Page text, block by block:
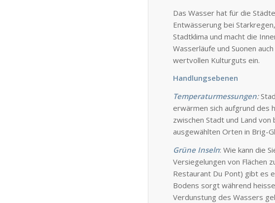
Das Wasser hat für die
Entwässerung bei
Stadtklima und macht die
Wasserläufe und Suonen
wertvollen Kulturguts ein.
Handlungsebenen
Temperaturmessungen:
erwärmen sich aufgrund des
zwischen Stadt und Land
ausgewählten Orten in Brig-
Grüne Inseln: Wie kann die
Versiegelungen von Flächen
Restaurant Du Pont) gibt es
Bodens sorgt während
Verdunstung des Wassers